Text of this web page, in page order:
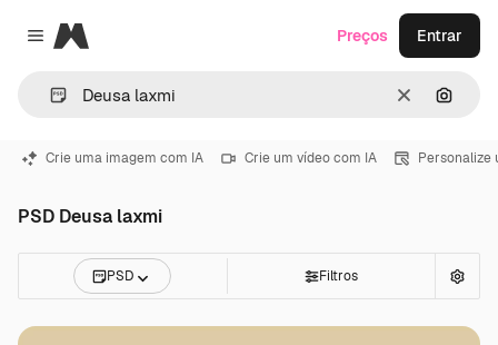
Close menu
Magnific
Limpar
Preços Entrar
Crie uma imagem com IA Crie um vídeo com IA Personalize
PSD Deusa laxmi
PSD Filtros